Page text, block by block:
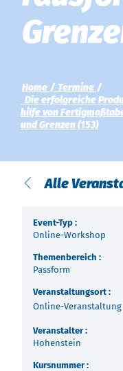
Indonesia
中国
Home
Termine
Die er­folg­rei­che
hil­fe von
und Gren­zen (153)
Alle
Event-Typ :
Online-Workshop
Themenbereich :
Passform
Veranstaltungsort :
Online-Veranstaltung
Veranstalter :
Hohenstein
Kursnummer :